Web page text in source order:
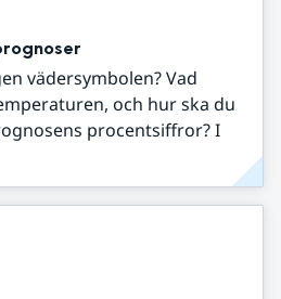
vädersymbolen? Vad
och hur ska du
procentsiffror? I